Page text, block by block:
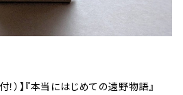
！）】『本当にはじめての遠野物語』